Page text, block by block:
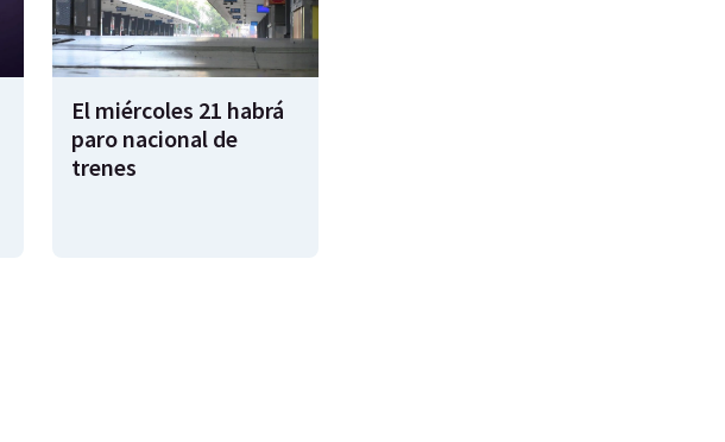
El miércoles 21 habrá
paro nacional de
trenes